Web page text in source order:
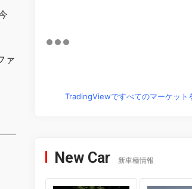
ァ
TradingViewですべてのマーケット
New Car 新車種情報